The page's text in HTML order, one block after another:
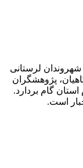
لرستانی
پژوهشگران
گام بردارد.
است.